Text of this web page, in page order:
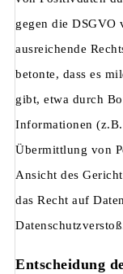
gegen die DSGVO
ausreichende
betonte, dass es
gibt, etwa durch
Informationen
Übermittlung von
Ansicht des
das Recht auf
Entscheidung